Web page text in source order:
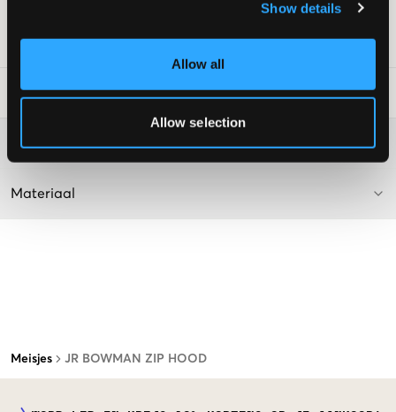
Show details
Allow all
Allow selection
Meisjes JR BOWMAN ZIP HOOD
SKU:110282-012
Laundry Advice:
Washing advice
Materiaal